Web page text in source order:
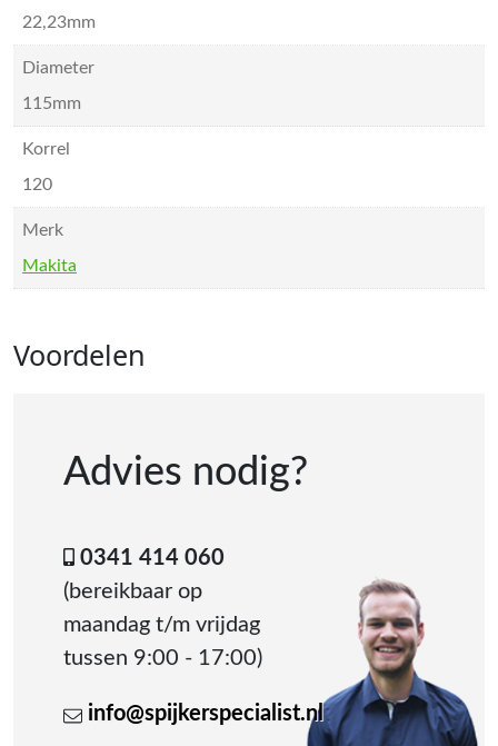
22,23mm
Diameter
115mm
Korrel
120
Merk
Makita
Voordelen
Advies nodig?
0341 414 060
(bereikbaar op
maandag t/m vrijdag
tussen 9:00 - 17:00)
info@spijkerspecialist.nl